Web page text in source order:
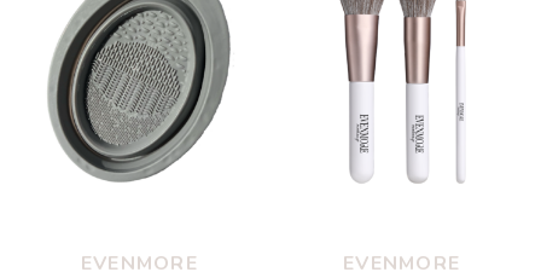
EVENMORE EVENMORE